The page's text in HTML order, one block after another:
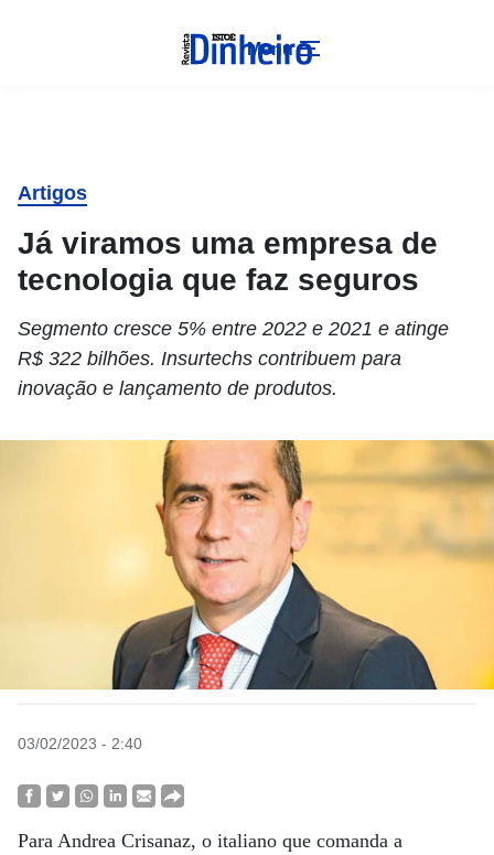
Menu
Artigos
Já viramos uma empresa de
tecnologia que faz seguros
Segmento cresce 5% entre 2022 e 2021 e atinge
R$ 322 bilhões. Insurtechs contribuem para
inovação e lançamento de produtos.
03/02/2023 - 2:40
Para Andrea Crisanaz, o italiano que comanda a